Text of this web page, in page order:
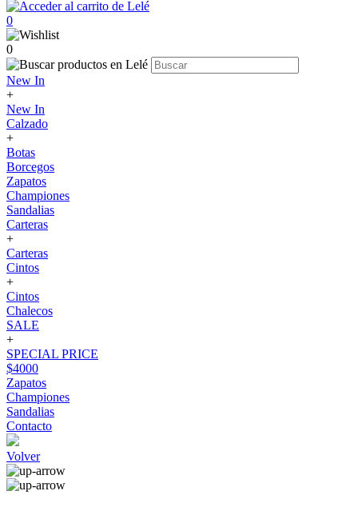
0
0
New In
+
New In
Calzado
+
Botas
Borcegos
Zapatos
Championes
Sandalias
Carteras
+
Carteras
Cintos
+
Cintos
Chalecos
SALE
+
SPECIAL PRICE
$4000
Zapatos
Championes
Sandalias
Contacto
Volver